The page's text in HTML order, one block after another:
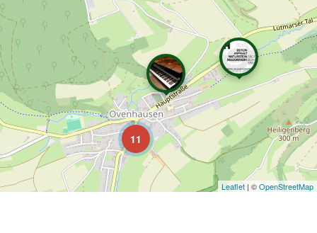
11
Leaflet | ©OpenStreetMap